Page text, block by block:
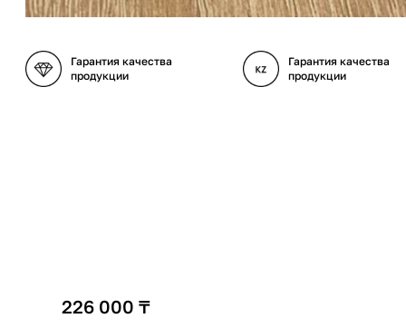
Гарантия качества
продукции
Гарантия качества
продукции
226 000 ₸